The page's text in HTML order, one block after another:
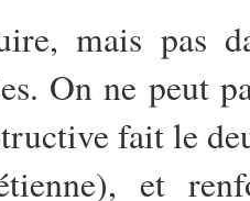
mais pas
On ne peut
fait le
et